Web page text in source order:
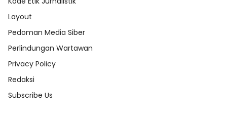
Layout
Pedoman Media Siber
Perlindungan Wartawan
Privacy Policy
Redaksi
Subscribe Us